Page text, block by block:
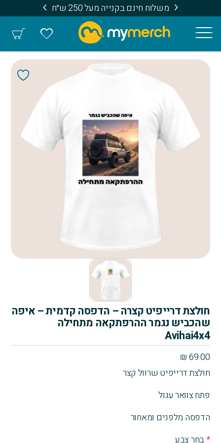
משלוח חינם בקנייה מעל 250 ש״ח
חולצת דרייפיט קצרה – הדפסה קדמית – איפה
שהכביש נגמר ההרפתקאה מתחילה
Avihai4x4
₪69.00
חולצת דרייפיט שרוול קצר
פתח צוואר עגול
הדפסה מלפנים ומאחור
*בחר צבע